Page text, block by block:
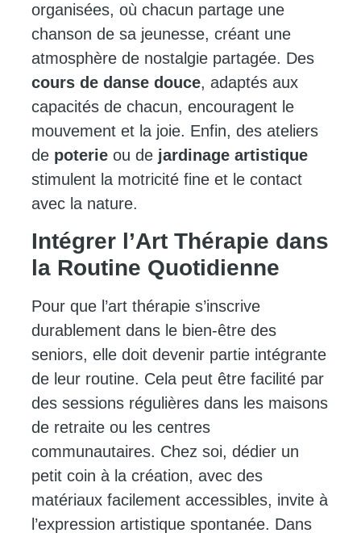
organisées, où chacun partage une
chanson de sa jeunesse, créant une
atmosphère de nostalgie partagée. Des
cours de danse douce, adaptés aux
capacités de chacun, encouragent le
mouvement et la joie. Enfin, des ateliers
de poterie ou de jardinage artistique
stimulent la motricité fine et le contact
avec la nature.
Intégrer l’Art Thérapie dans
la Routine Quotidienne
Pour que l’art thérapie s’inscrive
durablement dans le bien-être des
seniors, elle doit devenir partie intégrante
de leur routine. Cela peut être facilité par
des sessions régulières dans les maisons
de retraite ou les centres
communautaires. Chez soi, dédier un
petit coin à la création, avec des
matériaux facilement accessibles, invite à
l’expression artistique spontanée. Dans